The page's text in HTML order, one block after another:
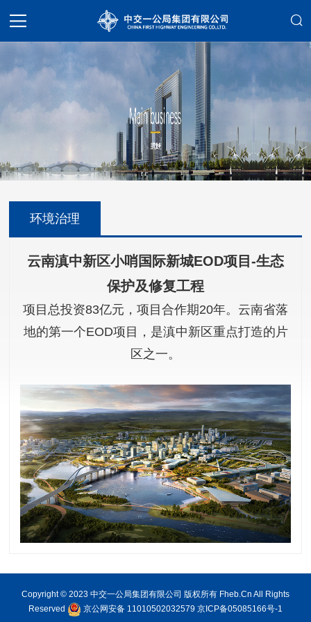
环境治理
云南滇中新区小哨国际新城EOD项目-生态
保护及修复工程
项目总投资83亿元，项目合作期20年。云南省落
地的第一个EOD项目，是滇中新区重点打造的片
区之一。
Copyright © 2023 中交一公局集团有限公司 版权所有 Fheb.Cn All Rights
Reserved
京公网安备 11010502032579 京ICP备05085166号-1